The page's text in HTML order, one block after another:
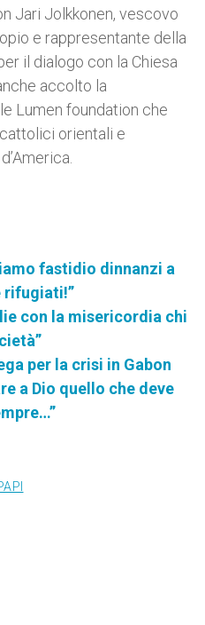
Jari Jolkkonen, vescovo
e rappresentante della
il dialogo con la Chiesa
accolto la
Lumen foundation che
orientali e
fastidio dinnanzi a
rifugiati!”
con la misericordia chi
per la crisi in Gabon
a Dio quello che deve